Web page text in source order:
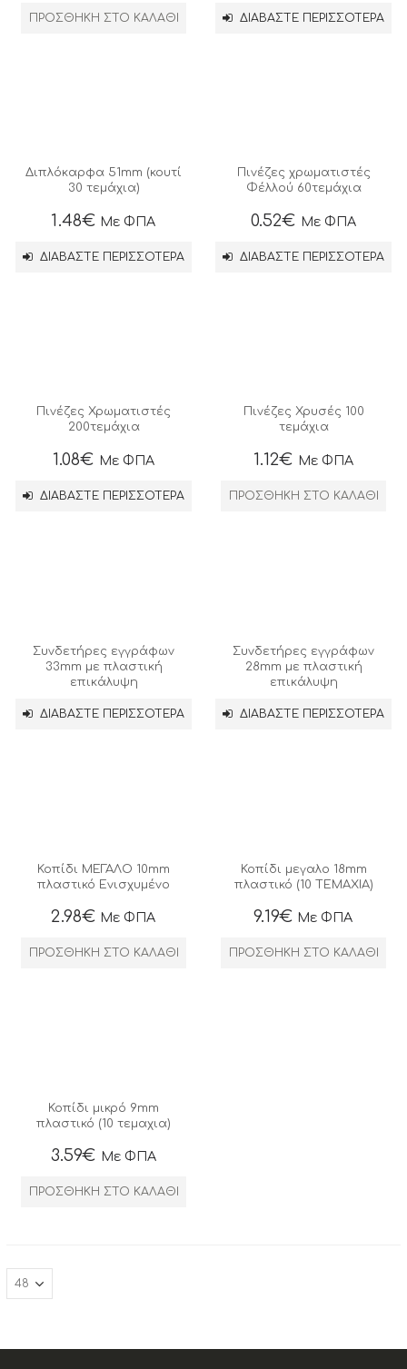
ΠΡΟΣΘΉΚΗ ΣΤΟ ΚΑΛΆΘΙ ΔΙΑΒΆΣΤΕ ΠΕΡΙΣΣΌΤΕΡΑ
Διπλόκαρφα 51mm (κουτί
30 τεμάχια)
1.48€ Με ΦΠΑ
ΔΙΑΒΆΣΤΕ ΠΕΡΙΣΣΌΤΕΡΑ
Πινέζες χρωματιστές
Φέλλού 60τεμάχια
0.52€ Με ΦΠΑ
ΔΙΑΒΆΣΤΕ ΠΕΡΙΣΣΌΤΕΡΑ
Πινέζες Χρωματιστές
200τεμάχια
1.08€ Με ΦΠΑ
ΔΙΑΒΆΣΤΕ ΠΕΡΙΣΣΌΤΕΡΑ
Πινέζες Χρυσές 100
τεμάχια
1.12€ Με ΦΠΑ
ΠΡΟΣΘΉΚΗ ΣΤΟ ΚΑΛΆΘΙ
Συνδετήρες εγγράφων
33mm με πλαστική
επικάλυψη
ΔΙΑΒΆΣΤΕ ΠΕΡΙΣΣΌΤΕΡΑ
Συνδετήρες εγγράφων
28mm με πλαστική
επικάλυψη
ΔΙΑΒΆΣΤΕ ΠΕΡΙΣΣΌΤΕΡΑ
Κοπίδι ΜΕΓΑΛΟ 10mm
πλαστικό Ενισχυμένο
2.98€ Με ΦΠΑ
ΠΡΟΣΘΉΚΗ ΣΤΟ ΚΑΛΆΘΙ
Κοπίδι μεγαλο 18mm
πλαστικό (10 ΤΕΜΑΧΙΑ)
9.19€ Με ΦΠΑ
ΠΡΟΣΘΉΚΗ ΣΤΟ ΚΑΛΆΘΙ
Κοπίδι μικρό 9mm
πλαστικό (10 τεμαχια)
3.59€ Με ΦΠΑ
ΠΡΟΣΘΉΚΗ ΣΤΟ ΚΑΛΆΘΙ